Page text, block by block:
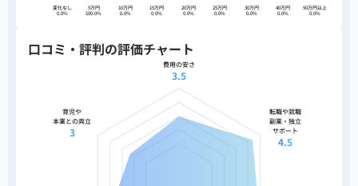
変化なし
0.0%
5万円
100.0%
10万円
0.0%
15万円
0.0%
20万円
0.0%
25万円
0.0%
30万円
0.0%
40万円
0.0%
50万円以上
0.0%
口コミ・評判の評価チャート
費用の安さ
3.5
育児や
本業との両立
3
転職や就職
副業・独立
サポート
4.5